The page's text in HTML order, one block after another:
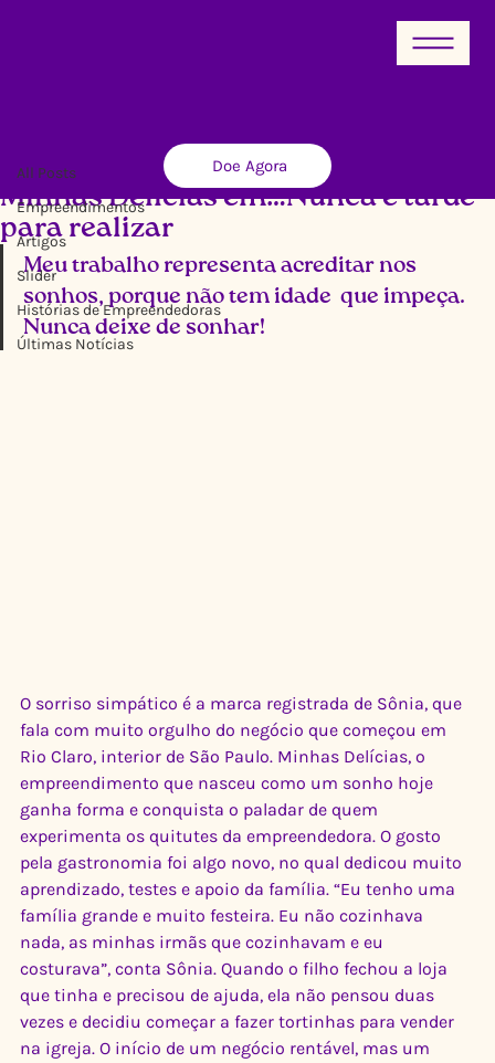
Doe Agora
All Posts
Empreendimentos
Artigos
Slider
Histórias de Empreendedoras
Últimas Notícias
Minhas Delícias em…Nunca é tarde
para realizar
Ricardo Xavier 15 de nov. de 2021 3 min de leitura
Meu trabalho representa acreditar nos
sonhos, porque não tem idade  que impeça.
Nunca deixe de sonhar!
O sorriso simpático é a marca registrada de Sônia, que
fala com muito orgulho do negócio que começou em
Rio Claro, interior de São Paulo. Minhas Delícias, o
empreendimento que nasceu como um sonho hoje
ganha forma e conquista o paladar de quem
experimenta os quitutes da empreendedora. O gosto
pela gastronomia foi algo novo, no qual dedicou muito
aprendizado, testes e apoio da família. “Eu tenho uma
família grande e muito festeira. Eu não cozinhava
nada, as minhas irmãs que cozinhavam e eu
costurava”, conta Sônia. Quando o filho fechou a loja
que tinha e precisou de ajuda, ela não pensou duas
vezes e decidiu começar a fazer tortinhas para vender
na igreja. O início de um negócio rentável, mas um